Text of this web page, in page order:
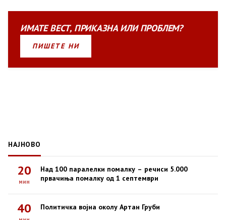
ИМАТЕВЕСТ, ПРИКАЗНАИЛИПРОБЛЕМ?
ПИШЕТЕ НИ
НАЈНОВО
20
мин
Над 100 паралелки помалку – речиси 5.000
првачиња помалку од 1 септември
40 Политичка војна околу Артан Груби